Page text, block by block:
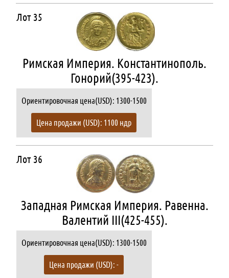
Лот 35
Римская Империя. Константинополь.
Гонорий(395-423).
Ориентировочная цена(USD): 1300-1500
Цена продажи (USD): 1100 ндр
Лот 36
Западная Римская Империя. Равенна.
Валентий III(425-455).
Ориентировочная цена(USD): 1300-1500
Цена продажи (USD): -